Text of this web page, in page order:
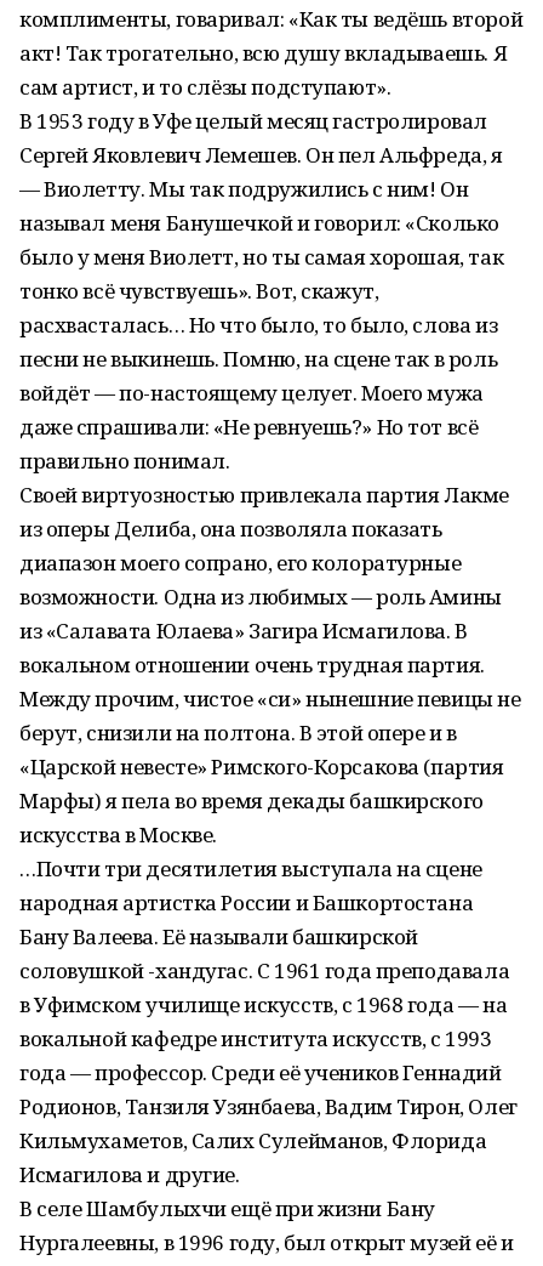
комплименты, говаривал: «Как ты ведёшь второй
акт! Так трогательно, всю душу вкладываешь. Я
сам артист, и то слёзы подступают».
В 1953 году в Уфе целый месяц гастролировал
Сергей Яковлевич Лемешев. Он пел Альфреда, я
— Виолетту. Мы так подружились с ним! Он
называл меня Банушечкой и говорил: «Сколько
было у меня Виолетт, но ты самая хорошая, так
тонко всё чувствуешь». Вот, скажут,
расхвасталась… Но что было, то было, слова из
песни не выкинешь. Помню, на сцене так в роль
войдёт — по-настоящему целует. Моего мужа
даже спрашивали: «Не ревнуешь?» Но тот всё
правильно понимал.
Своей виртуозностью привлекала партия Лакме
из оперы Делиба, она позволяла показать
диапазон моего сопрано, его колоратурные
возможности. Одна из любимых — роль Амины
из «Салавата Юлаева» Загира Исмагилова. В
вокальном отношении очень трудная партия.
Между прочим, чистое «си» нынешние певицы не
берут, снизили на полтона. В этой опере и в
«Царской невесте» Римского-Корсакова (партия
Марфы) я пела во время декады башкирского
искусства в Москве.
…Почти три десятилетия выступала на сцене
народная артистка России и Башкортостана
Бану Валеева. Её называли башкирской
соловушкой -хандугас. С 1961 года преподавала
в Уфимском училище искусств, с 1968 года — на
вокальной кафедре института искусств, с 1993
года — профессор. Среди её учеников Геннадий
Родионов, Танзиля Узянбаева, Вадим Тирон, Олег
Кильмухаметов, Салих Сулейманов, Флорида
Исмагилова и другие.
В селе Шамбулыхчи ещё при жизни Бану
Нургалеевны, в 1996 году, был открыт музей её и